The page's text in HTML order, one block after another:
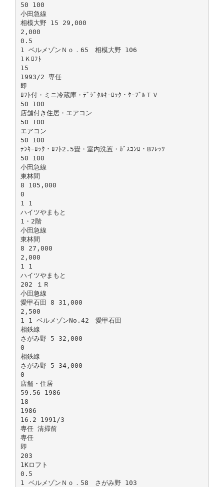
50 100
小田急線
相模大野 15 29,000
2,000
0.5
1 ベルメゾンＮｏ．65 相模大野 106
1Ｋﾛﾌﾄ
15
1993/2 専任
即
ﾛﾌﾄ付・ミニ冷蔵庫・ﾃﾞｼﾞﾀﾙｷｰﾛｯｸ・ｹｰﾌﾞﾙＴＶ
50 100
店舗付き住居・エアコン
50 100
エアコン
50 100
ﾃﾝｷｰﾛｯｸ・ﾛﾌﾄ2.5畳・室内洗置・ｶﾞｽｺﾝﾛ・Bﾌﾚｯﾂ
50 100
小田急線
東林間
8 105,000
0
1 1
ハイツやまもと
1・2階
小田急線
東林間
8 27,000
2,000
1 1
ハイツやまもと
202 １Ｒ
小田急線
愛甲石田 8 31,000
2,500
1 1 ベルメゾンNo.42 愛甲石田
相鉄線
さがみ野 5 32,000
0
相鉄線
さがみ野 5 34,000
0
店舗・住居
59.56 1986
18
1986
16.2 1991/3
専任 清掃前
専任
即
203
1Kロフト
0.5
1 ベルメゾンＮｏ．58 さがみ野 103